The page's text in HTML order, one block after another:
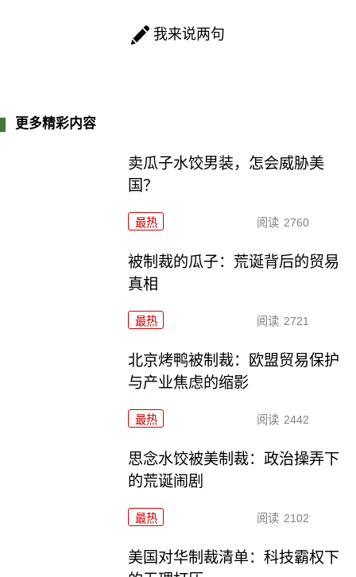
我来说两句
更多精彩内容
卖瓜子水饺男装，怎会威胁美
国？
最热 阅读 2760
被制裁的瓜子：荒诞背后的贸易
真相
最热 阅读 2721
北京烤鸭被制裁：欧盟贸易保护
与产业焦虑的缩影
最热 阅读 2442
思念水饺被美制裁：政治操弄下
的荒诞闹剧
最热 阅读 2102
美国对华制裁清单：科技霸权下